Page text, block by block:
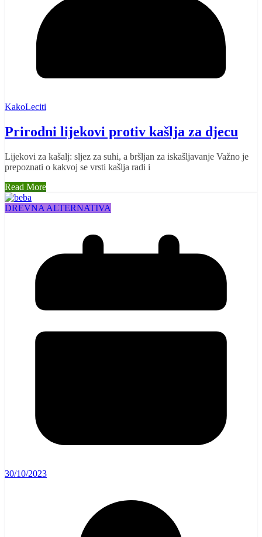
KakoLeciti
Prirodni lijekovi protiv kašlja za djecu
Lijekovi za kašalj: sljez za suhi, a bršljan za iskašljavanje Važno je
prepoznati o kakvoj se vrsti kašlja radi i
Read More
DREVNA ALTERNATIVA
30/10/2023